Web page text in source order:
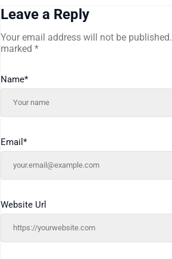
Leave a Reply
Your email address will not be published.
marked *
Name*
Email *
Website Url